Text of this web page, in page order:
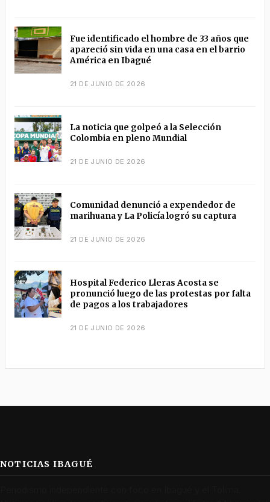
Fue identificado el hombre de 33 años que
apareció sin vida en una casa en el barrio
América en Ibagué
21 DE JUNIO DE 2026
La noticia que golpeó a la Selección
Colombia en pleno Mundial
21 DE JUNIO DE 2026
Comunidad denunció a expendedor de
marihuana y La Policía logró su captura
21 DE JUNIO DE 2026
Hospital Federico Lleras Acosta se
pronunció luego de las protestas por falta
de pagos a los trabajadores
21 DE JUNIO DE 2026
NOTICIAS IBAGUÉ